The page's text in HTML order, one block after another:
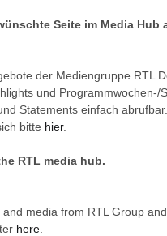
Seite im Media Hub
der Mediengruppe RTL
und Programmwochen-/
Statements einfach
bitte hier.
RTL media hub.
media from RTL Group
here.